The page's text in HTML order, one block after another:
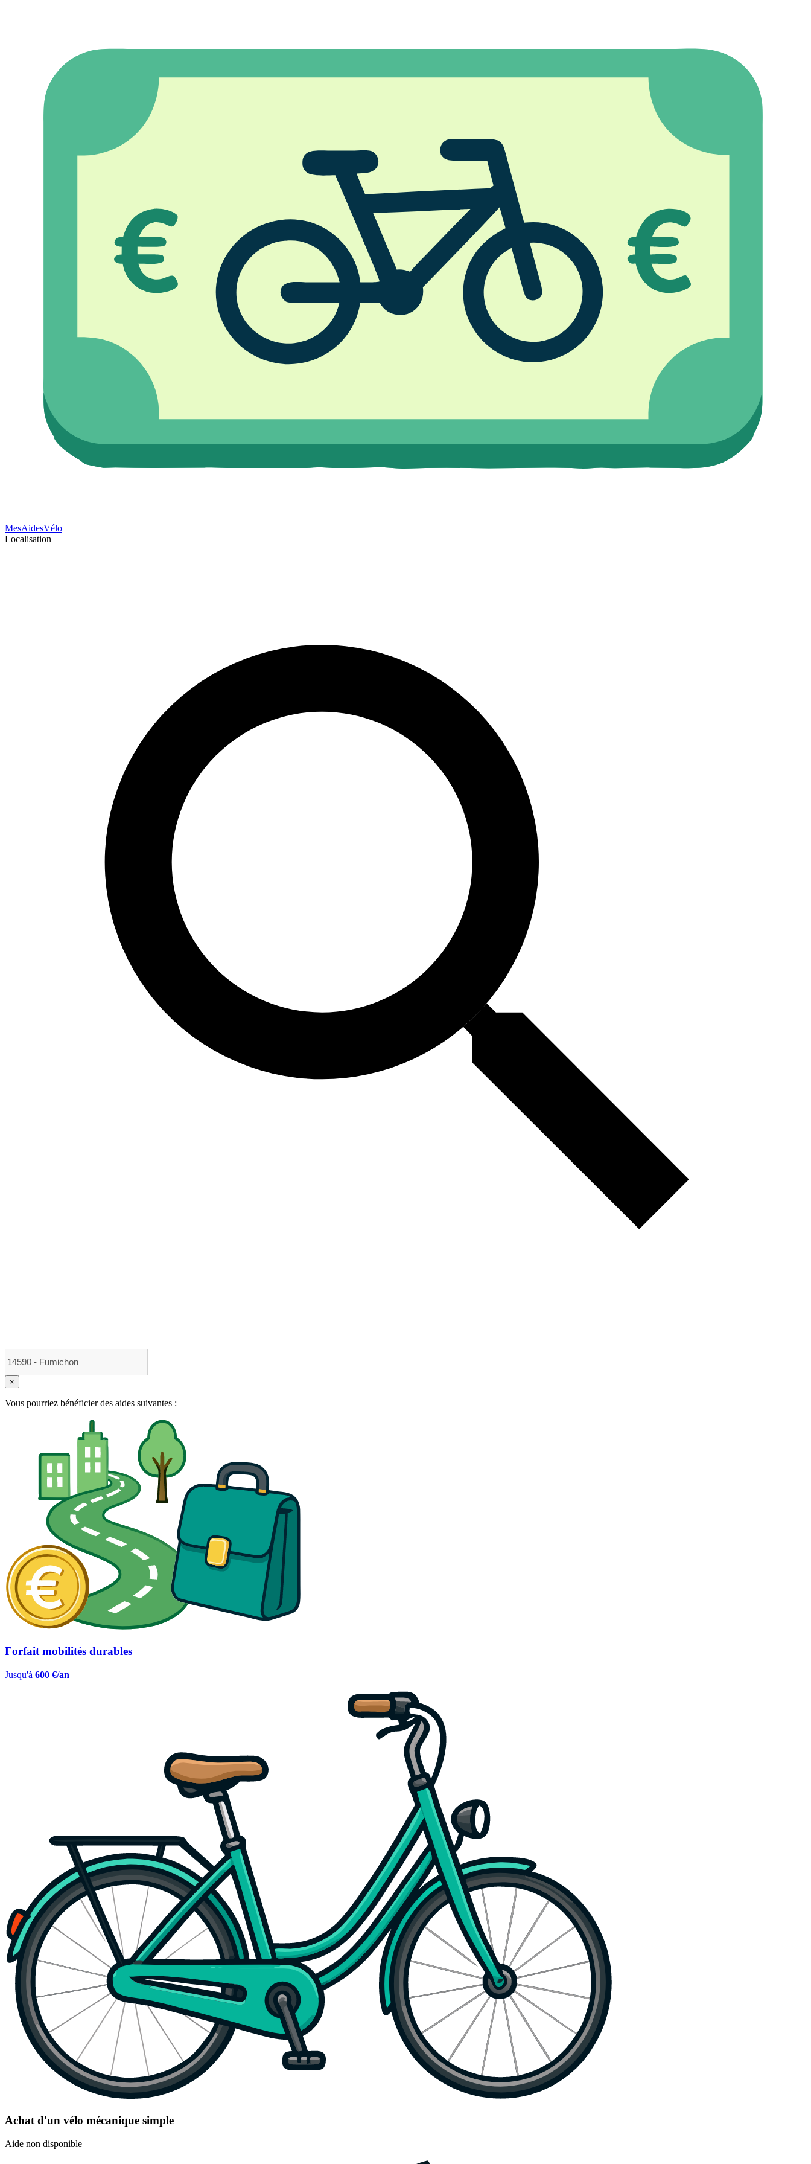
MesAidesVélo
Localisation
×
Vous pourriez bénéficier des aides suivantes :
Forfait mobilités durables
Jusqu'à 600 €/an
Achat d'un vélo mécanique simple
Aide non disponible